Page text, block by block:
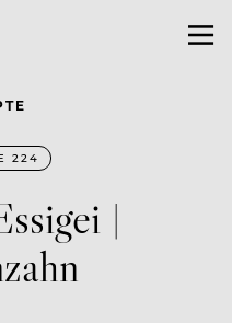
224
|